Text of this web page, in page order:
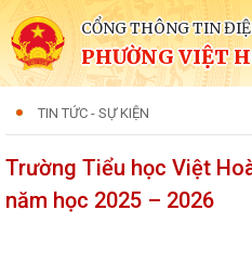
CỔNG THÔNG TIN
PHƯỜNG VIỆT
TIN TỨC - SỰ KIỆN
Trường Tiểu học Việt
năm học 2025 – 2026